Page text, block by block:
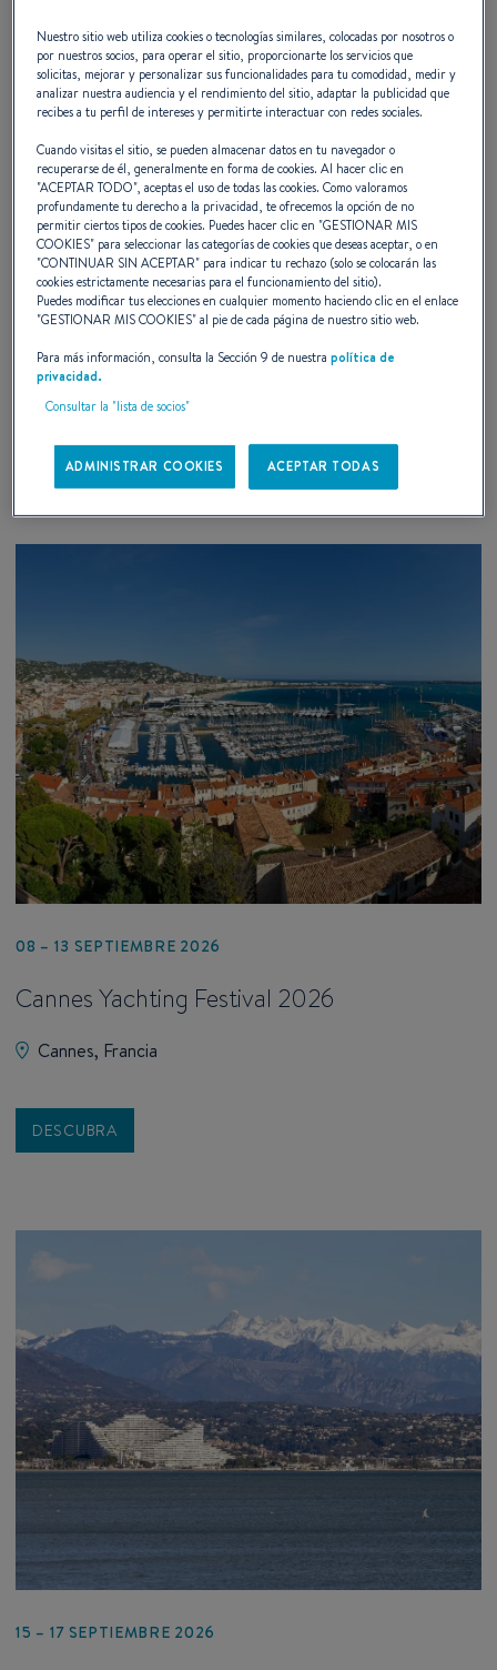
27 – 29 AUGUST 2026
Pruebas en el Mar Bandol 2026
Bandol, Francia
DESCUBRA
08 – 13 SEPTIEMBRE 2026
Cannes Yachting Festival 2026
Cannes, Francia
DESCUBRA
15 – 17 SEPTIEMBRE 2026
Nuestro sitio web utiliza cookies o tecnologías similares, colocadas por nosotros o
por nuestros socios, para operar el sitio, proporcionarte los servicios que
solicitas, mejorar y personalizar sus funcionalidades para tu comodidad, medir y
analizar nuestra audiencia y el rendimiento del sitio, adaptar la publicidad que
recibes a tu perfil de intereses y permitirte interactuar con redes sociales.
Cuando visitas el sitio, se pueden almacenar datos en tu navegador o
recuperarse de él, generalmente en forma de cookies. Al hacer clic en
"ACEPTAR TODO", aceptas el uso de todas las cookies. Como valoramos
profundamente tu derecho a la privacidad, te ofrecemos la opción de no
permitir ciertos tipos de cookies. Puedes hacer clic en "GESTIONAR MIS
COOKIES" para seleccionar las categorías de cookies que deseas aceptar, o en
"CONTINUAR SIN ACEPTAR" para indicar tu rechazo (solo se colocarán las
cookies estrictamente necesarias para el funcionamiento del sitio).
Puedes modificar tus elecciones en cualquier momento haciendo clic en el enlace
"GESTIONAR MIS COOKIES" al pie de cada página de nuestro sitio web.
Para más información, consulta la Sección 9 de nuestrapolítica de
privacidad.
Consultar la "lista de socios"
ADMINISTRAR COOKIES ACEPTAR TODAS